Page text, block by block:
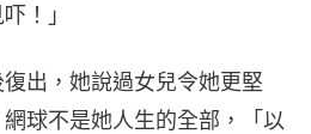
！」
出，她說過女兒令她更堅
球不是她人生的全部，「以